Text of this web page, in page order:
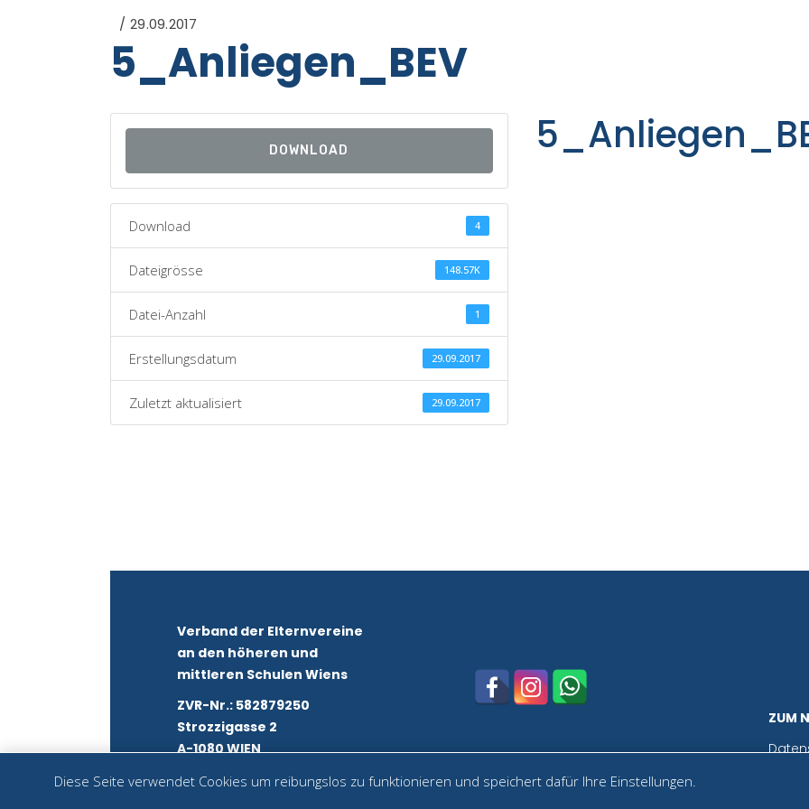
29.09.2017
5_Anliegen_BEV
DOWNLOAD
Download 4
Dateigrösse 148.57K
Datei-Anzahl 1
Erstellungsdatum 29.09.2017
Zuletzt aktualisiert 29.09.2017
Verband der Elternvereine
an den höheren und
mittleren Schulen Wiens
ZVR-Nr.: 582879250
Strozzigasse 2
A-1080 WIEN
ZUM
Diese Seite verwendet Cookies um reibungslos zu funktionieren und speichert dafür Ihre Einstellungen.